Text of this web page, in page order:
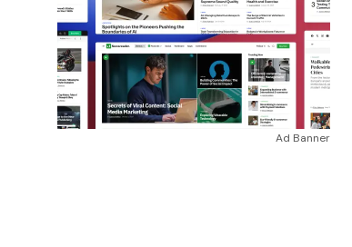
Ad Banner